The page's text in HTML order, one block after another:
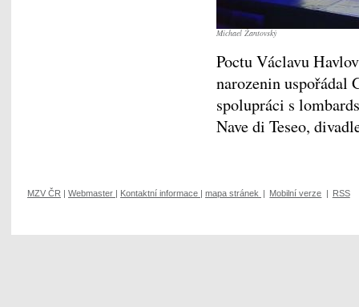
Michael Žantovský
Poctu Václavu
narozenin uspořádal
spolupráci s
Nave di Teseo,
MZV ČR | Webmaster | Kontaktní informace | mapa stránek | Mobilní verze | RSS